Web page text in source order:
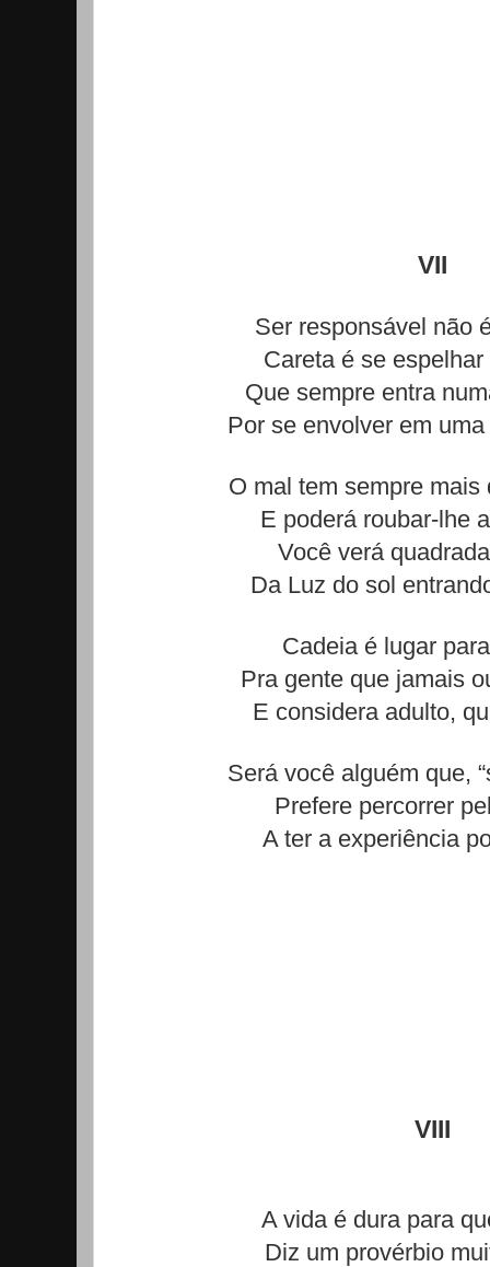
VII
Ser responsável não
Careta é se
Que sempre entra
Por se envolver em
O mal tem sempre mais
E poderá roubar-lhe
Você verá
Da Luz do sol
Cadeia é lugar
Pra gente que jamais
E considera adulto,
Será você alguém que,
Prefere percorrer
A ter a experiência
VIII
A vida é dura para
Diz um provérbio